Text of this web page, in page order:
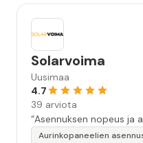
Solarvoima
Uusimaa
4.7
39 arviota
“Asennuksen nopeus ja
Aurinkopaneelien